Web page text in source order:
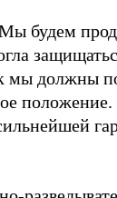
будем
мы должны
положение.